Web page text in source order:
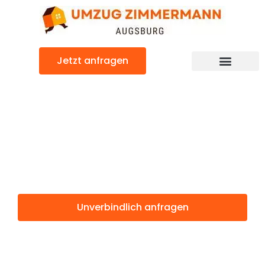
Jetzt anfragen
Unverbindlich anfragen